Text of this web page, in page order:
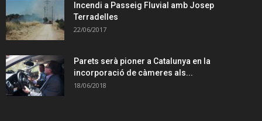
Incendi a Passeig Fluvial amb Josep
Terradelles
22/06/2017
Parets serà pioner a Catalunya en la
incorporació de càmeres als...
18/06/2018